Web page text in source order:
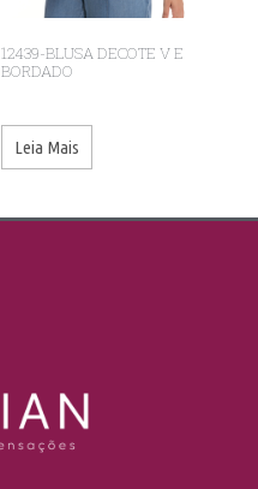
12439-BLUSA DECOTE V E
BORDADO
Leia Mais